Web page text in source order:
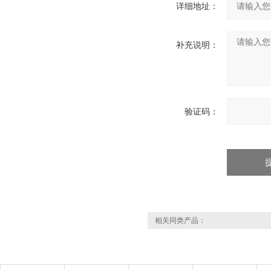
详细地址：
补充说明：
验证码：
相关同类产品：